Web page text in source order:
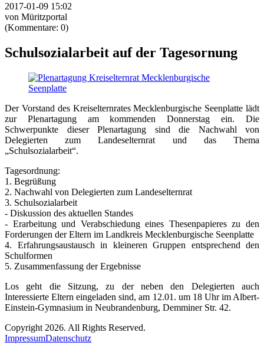
2017-01-09 15:02
von Müritzportal
(Kommentare: 0)
Schulsozialarbeit auf der Tagesornung
Der Vorstand des Kreiselternrates Mecklenburgische Seenplatte lädt
zur Plenartagung am kommenden Donnerstag ein. Die
Schwerpunkte dieser Plenartagung sind die Nachwahl von
Delegierten zum Landeselternrat und das Thema
„Schulsozialarbeit“.
Tagesordnung:
1. Begrüßung
2. Nachwahl von Delegierten zum Landeselternrat
3. Schulsozialarbeit
- Diskussion des aktuellen Standes
- Erarbeitung und Verabschiedung eines Thesenpapieres zu den
Forderungen der Eltern im Landkreis Mecklenburgische Seenplatte
4. Erfahrungsaustausch in kleineren Gruppen entsprechend den
Schulformen
5. Zusammenfassung der Ergebnisse
Los geht die Sitzung, zu der neben den Delegierten auch
Interessierte Eltern eingeladen sind, am 12.01. um 18 Uhr im Albert-
Einstein-Gymnasium in Neubrandenburg, Demminer Str. 42.
Copyright 2026. All Rights Reserved.
ImpressumDatenschutz